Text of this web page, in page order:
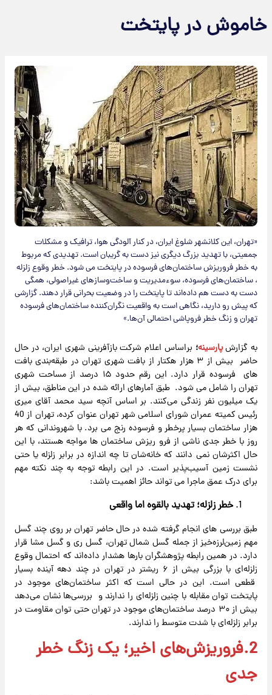
خاموش در پایتخت
«تهران، این کلانشهر شلوغ ایران، در کنار آلودگی هوا، ترافیک و مشکلات
جمعیتی، با تهدید بزرگ دیگری نیز دست به گریبان است. تهدیدی که مربوط
به خطر فروریزش ساختمان‌های فرسوده در پایتخت می شود. خطر وقوع زلزله
، ساختمان‌های فرسوده، سوءمدیریت و ساخت‌وسازهای غیراصولی، همگی
دست به دست هم داده‌اند تا پایتخت را در وضعیت بحرانی قرار دهند. گزارشی
که پیش رو دارید، نگاهی است به واقعیت نگران‌کننده ساختمان‌های فرسوده
تهران و زنگ خطر فروپاشی احتمالی آن‌ها.»
به گزارشپارسینه؛ براساس اعلام شرکت بازآفرینی شهری ایران، در حال
حاضر بیش از ۳ هزار هکتار از بافت شهری تهران در طبقه‌بندی بافت
های فرسوده قرار دارد. این رقم حدود ۱۵ درصد از مساحت شهری
تهران را شامل می شود. طبق آمارهای ارائه شده در این مناطق، بیش از
یک میلیون نفر زندگی می‌کنند. بر اساس آنچه سید محمد آقای میری
رئیس کمیته عمران شورای اسلامی شهر تهران عنوان کرده، تهران از 40
هزار ساختمان بسیار پرخطر و فرسوده رنج می برد. با شهروندانی که هر
روز با خطر جدی ناشی از فرو ریزش ساختمان ها مواجه‌ هستند، با این
حال اکثرشان نمی دانند که خانه‌شان تا چه اندازه در برابر زلزله یا حتی
نشست زمین آسیب‌پذیر است. در این رابطه توجه به چند نکته مهم
برای درک عمق ماجرا می تواند حائز اهمیت باشد:
خطرزلزله؛ تهدید بالقوهاما واقعی
طبق بررسی های انجام گرفته شده در حال حاضر تهران بر روی چند گسل
مهم زمین‌لرزه‌خیز از جمله گسل شمال تهران، گسل ری و گسل مشا قرار
دارد. در همین رابطه پژوهشگران بارها هشدار داده‌اند که احتمال وقوع
زلزله‌ای با بزرگی بیش از ۶ ریشتر در تهران در چند دهه آینده بسیار
قطعی است. این در حالی است که اکثر ساختمان‌های موجود در
پایتخت توان مقابله با چنین زلزله‌ای را ندارند و بررسی‌ها نشان می‌دهد
بیش از ۳۰ درصد ساختمان‌های موجود در تهران حتی توان مقاومت در
برابر زلزله‌ای با شدت متوسط را ندارند.
2.فروریزش‌های اخیر؛ یک زنگ خطر
جدی